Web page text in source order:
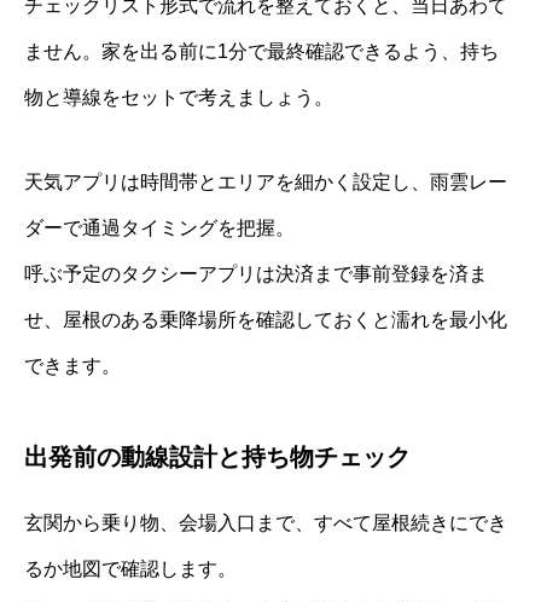
チェックリスト形式で流れを整えておくと、当日あわて
ません。家を出る前に1分で最終確認できるよう、持ち
物と導線をセットで考えましょう。
天気アプリは時間帯とエリアを細かく設定し、雨雲レー
ダーで通過タイミングを把握。
呼ぶ予定のタクシーアプリは決済まで事前登録を済ま
せ、屋根のある乗降場所を確認しておくと濡れを最小化
できます。
出発前の動線設計と持ち物チェック
玄関から乗り物、会場入口まで、すべて屋根続きにでき
るか地図で確認します。